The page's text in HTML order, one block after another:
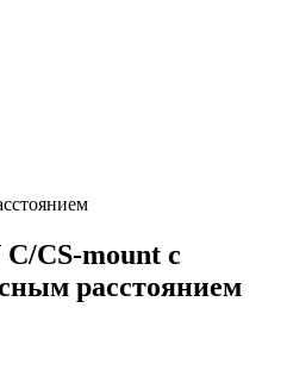
CS-mount с
расстоянием